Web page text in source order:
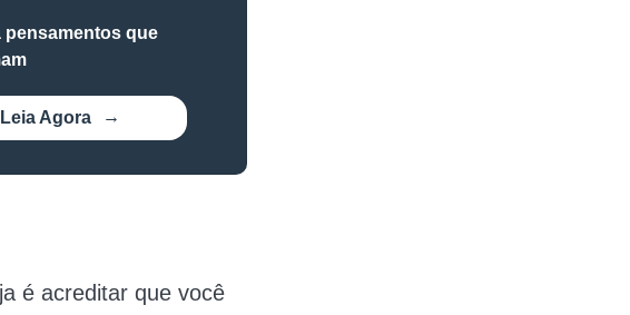
pensamentos que
Leia Agora
é acreditar que você